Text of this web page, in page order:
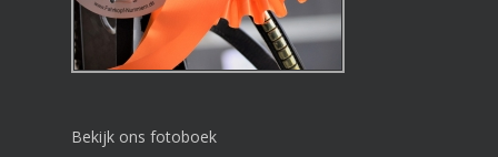
Bekijk ons fotoboek